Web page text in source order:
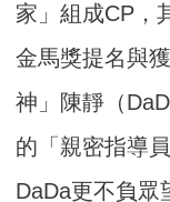
家」組成CP，
金馬獎提名與
神」陳靜（
的「親密指導
DaDa更不負眾